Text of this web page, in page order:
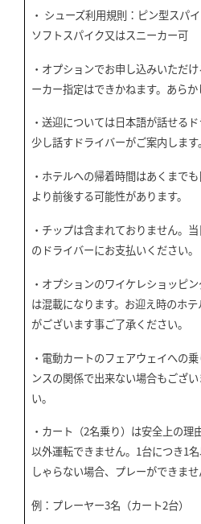
・ シューズ利用規則：ピン型スパ
ソフトスパイク又はスニーカー可
・オプションでお申し込みいただ
ーカー指定はできかねます。あらか
・送迎については日本語が話せる
少し話すドライバーがご案内します。
・ホテルへの帰着時間はあくまで
より前後する可能性があります。
・チップは含まれておりません。
のドライバーにお支払いください。
・オプションのワイケレショッピ
は混載になります。お迎え時のホ
がございます事ご了承ください。
・電動カートのフェアウェイへの
ンスの関係で出来ない場合もござ
い。
・カート（2名乗り）は安全上の理
以外運転できません。 1台につき1
しゃらない場合、プレーができませ
例：プレーヤー3名（カート2台）